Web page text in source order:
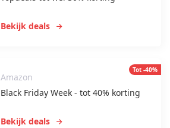
Bekijk deals
Tot -40%
Amazon
Black Friday Week - tot 40% korting
Bekijk deals